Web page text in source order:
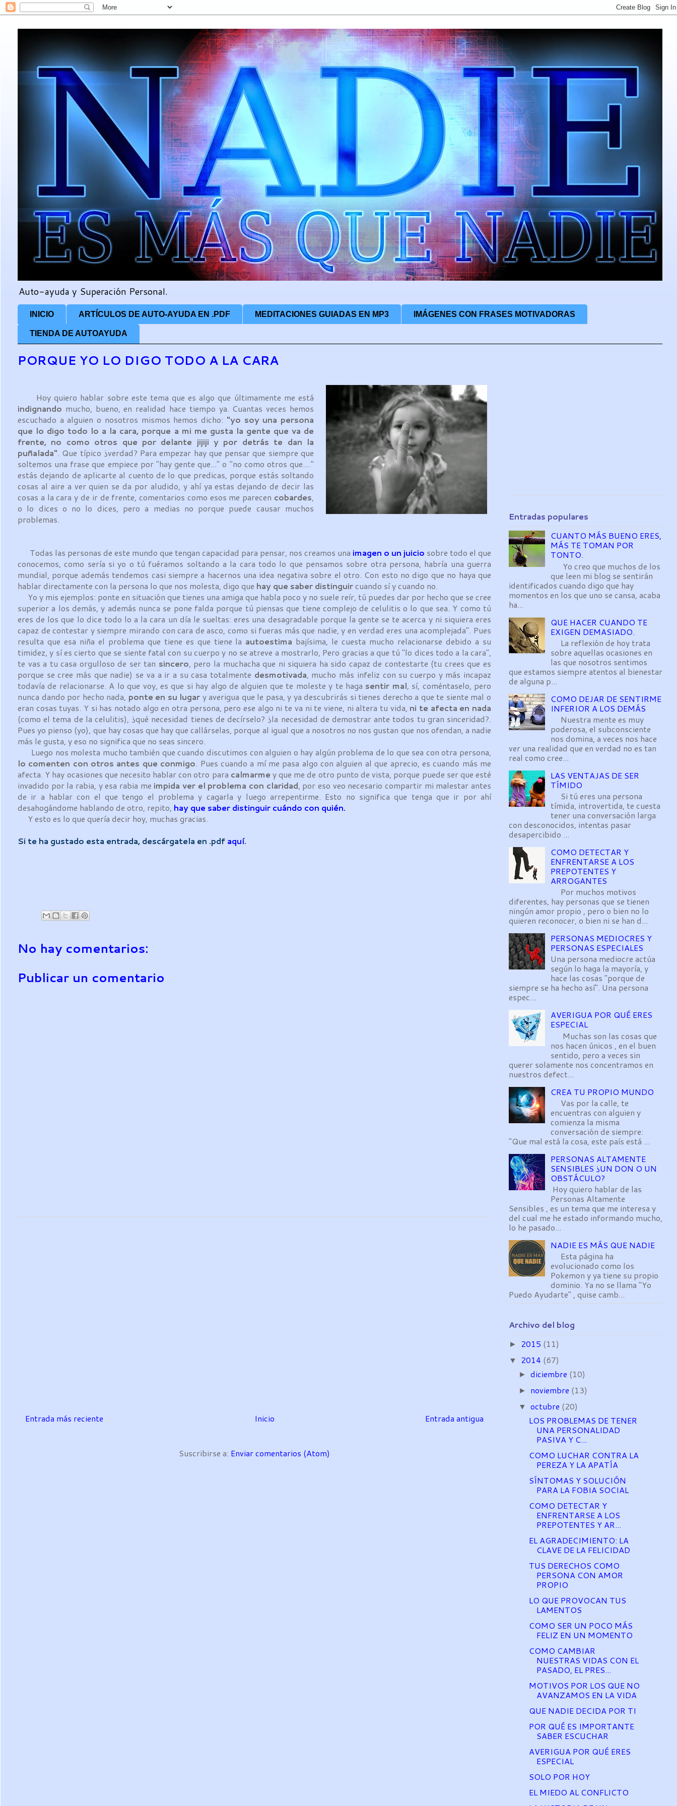
Auto-ayuda y Superación Personal.
INICIO ARTÍCULOS DE AUTO-AYUDA EN .PDF MEDITACIONES GUIADAS EN MP3 IMÁGENES CON FRASES MOTIVADORAS
TIENDA DE AUTOAYUDA
PORQUE YO LO DIGO TODO A LA CARA
Hoy quiero hablar sobre este tema que es algo que últimamente me está
indignando mucho, bueno, en realidad hace tiempo ya. Cuantas veces hemos
escuchado a alguien o nosotros mismos hemos dicho: "yo soy una persona
que lo digo todo lo a la cara, porque a mi me gusta la gente que va de
frente, no como otros que por delante jijiji y por detrás te dan la
puñalada". Que típico ¿verdad? Para empezar hay que pensar que siempre que
soltemos una frase que empiece por "hay gente que..." o "no como otros que...."
estás dejando de aplicarte al cuento de lo que predicas, porque estás soltando
cosas al aire a ver quien se da por aludido, y ahí ya estas dejando de decir las
cosas a la cara y de ir de frente, comentarios como esos me parecen cobardes,
o lo dices o no lo dices, pero a medias no porque puede causar muchos
problemas.
Todas las personas de este mundo que tengan capacidad para pensar, nos creamos una imagen o un juicio sobre todo el que
conocemos, como sería si yo o tú fuéramos soltando a la cara todo lo que pensamos sobre otra persona, habría una guerra
mundial, porque además tendemos casi siempre a hacernos una idea negativa sobre el otro. Con esto no digo que no haya que
hablar directamente con la persona lo que nos molesta, digo que hay que saber distinguircuando sí y cuando no.
Yo y mis ejemplos: ponte en situación que tienes una amiga que habla poco y no suele reír, tú puedes dar por hecho que se cree
superior a los demás, y además nunca se pone falda porque tú piensas que tiene complejo de celulitis o lo que sea. Y como tú
eres de los que lo dice todo lo a la cara un día le sueltas: eres una desagradable porque la gente se te acerca y ni siquiera eres
capaz de contestar y siempre mirando con cara de asco, como si fueras más que nadie, y en verdad eres una acomplejada". Pues
resulta que esa niña el problema que tiene es que tiene la autoestima bajísima, le cuesta mucho relacionarse debido a su
timidez, y sí es cierto que se siente fatal con su cuerpo y no se atreve a mostrarlo, Pero gracias a que tú "lo dices todo a la cara",
te vas a tu casa orgulloso de ser tan sincero, pero la muchacha que ni siquiera ha sido capaz de contestarte (tu crees que es
porque se cree más que nadie) se va a ir a su casa totalmente desmotivada, mucho más infeliz con su cuerpo y más incapaz
todavía de relacionarse. A lo que voy, es que si hay algo de alguien que te moleste y te haga sentir mal, sí, coméntaselo, pero
nunca dando por hecho nada, ponte en su lugar y averigua que le pasa, y ya descubrirás si tienes derecho a que te siente mal o
eran cosas tuyas. Y si has notado algo en otra persona, pero ese algo ni te va ni te viene, ni altera tu vida, ni te afecta en nada
(como el tema de la celulitis), ¿qué necesidad tienes de decírselo? ¿la necesidad de demostrar ante todos tu gran sinceridad?.
Pues yo pienso (yo), que hay cosas que hay que callárselas, porque al igual que a nosotros no nos gustan que nos ofendan, a nadie
más le gusta, y eso no significa que no seas sincero.
Luego nos molesta mucho también que cuando discutimos con alguien o hay algún problema de lo que sea con otra persona,
lo comenten con otros antes que conmigo. Pues cuando a mí me pasa algo con alguien al que aprecio, es cuando más me
afecta. Y hay ocasiones que necesito hablar con otro para calmarme y que me de otro punto de vista, porque puede ser que esté
invadido por la rabia, y esa rabia me impida ver el problema con claridad, por eso veo necesario compartir mi malestar antes
de ir a hablar con el que tengo el problema y cagarla y luego arrepentirme. Esto no significa que tenga que ir por ahí
desahogándome hablando de otro, repito, hay que saber distinguir cuándo con quién.
Y esto es lo que quería decir hoy, muchas gracias.
Si te ha gustado esta entrada, descárgatela en .pdf aquí.
No hay comentarios:
Publicar un comentario
Entrada más reciente Entrada antigua
Inicio
Suscribirse a: Enviar comentarios (Atom)
Entradas populares
CUANTO MÁS BUENO ERES,
MÁS TE TOMAN POR
TONTO.
Yo creo que muchos de los
que leen mi blog se sentirán
identificados cuando digo que hay
momentos en los que uno se cansa, acaba
ha...
QUE HACER CUANDO TE
EXIGEN DEMASIADO.
La reflexión de hoy trata
sobre aquellas ocasiones en
las que nosotros sentimos
que estamos siempre atentos al bienestar
de alguna p...
COMO DEJAR DE SENTIRME
INFERIOR A LOS DEMÁS
Nuestra mente es muy
poderosa, el subconsciente
nos domina, a veces nos hace
ver una realidad que en verdad no es tan
real como cree...
LAS VENTAJAS DE SER
TÍMIDO
Si tú eres una persona
tímida, introvertida, te cuesta
tener una conversación larga
con desconocidos, intentas pasar
desapercibido ...
COMO DETECTAR Y
ENFRENTARSE A LOS
PREPOTENTES Y
ARROGANTES
Por muchos motivos
diferentes, hay personas que se tienen
ningún amor propio , pero o bien no lo
quieren reconocer, o bien ni se han d...
PERSONAS MEDIOCRES Y
PERSONAS ESPECIALES
Una persona mediocre actúa
según lo haga la mayoría, y
hace las cosas "porque de
siempre se ha hecho así". Una persona
espec...
AVERIGUA POR QUÉ ERES
ESPECIAL
Muchas son las cosas que
nos hacen únicos , en el buen
sentido, pero a veces sin
querer solamente nos concentramos en
nuestros defect...
CREA TU PROPIO MUNDO
Vas por la calle, te
encuentras con alguien y
comienza la misma
conversación de siempre:
"Que mal está la cosa, este país está ...
PERSONAS ALTAMENTE
SENSIBLES ¿UN DON O UN
OBSTÁCULO?
Hoy quiero hablar de las
Personas Altamente
Sensibles , es un tema que me interesa y
del cual me he estado informando mucho,
lo he pasado...
NADIE ES MÁS QUE NADIE
Esta página ha
evolucionado como los
Pokemon y ya tiene su propio
dominio. Ya no se llama "Yo
Puedo Ayudarte" , quise camb...
Archivo del blog
► 2015 (11)
▼ 2014 (67)
►diciembre (10)
► noviembre (13)
▼octubre (20)
LOS PROBLEMAS DE TENER
UNA PERSONALIDAD
PASIVA Y C...
COMO LUCHAR CONTRA LA
PEREZA Y LA APATÍA
SÍNTOMAS Y SOLUCIÓN
PARA LA FOBIA SOCIAL
COMO DETECTAR Y
ENFRENTARSE A LOS
PREPOTENTES Y AR...
EL AGRADECIMIENTO: LA
CLAVE DE LA FELICIDAD
TUS DERECHOS COMO
PERSONA CON AMOR
PROPIO
LO QUE PROVOCAN TUS
LAMENTOS
COMO SER UN POCO MÁS
FELIZ EN UN MOMENTO
COMO CAMBIAR
NUESTRAS VIDAS CON EL
PASADO, EL PRES...
MOTIVOS POR LOS QUE NO
AVANZAMOS EN LA VIDA
QUE NADIE DECIDA POR TI
POR QUÉ ES IMPORTANTE
SABER ESCUCHAR
AVERIGUA POR QUÉ ERES
ESPECIAL
SOLO POR HOY
EL MIEDO AL CONFLICTO